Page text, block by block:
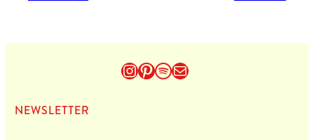
Instagram
Pinterest
Spotify
E-Mail
NEWS­LET­TER